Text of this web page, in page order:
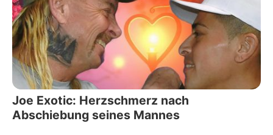
Joe Exotic: Herzschmerz nach
Abschiebung seines Mannes